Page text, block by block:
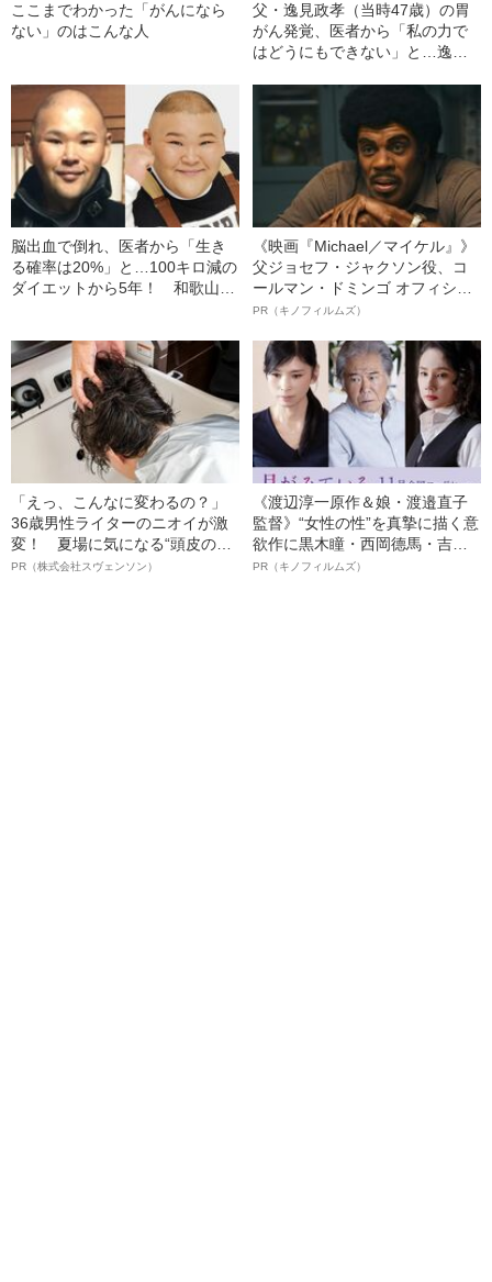
ここまでわかった「がんになら
ない」のはこんな人
父・逸見政孝（当時47歳）の胃
がん発覚、医者から「私の力で
はどうにもできない」と…逸見
「がん告白会見」その壮絶な裏
脳出血で倒れ、医者から「生き
る確率は20%」と…100キロ減の
ダイエットから5年！ 和歌山に
《映画『Michael／マイケル』》
父ジョセフ・ジャクソン役、コ
ールマン・ドミンゴ オフィシャ
ルインタビュー“観客を魅了した
語る”《日本興収70億円突破》
PR（キノフィルムズ）
「えっ、こんなに変わるの？」
36歳男性ライターのニオイが激
変！ 夏場に気になる“頭皮のニ
オイ”や“ベタつき”を解消す
PR（株式会社スヴェンソン）
《渡辺淳一原作＆娘・渡邉直子
監督》“女性の性”を真摯に描く意
欲作に黒木瞳・西岡德馬・吉田
羊が出演決定！《映画『月がみ
PR（キノフィルムズ）